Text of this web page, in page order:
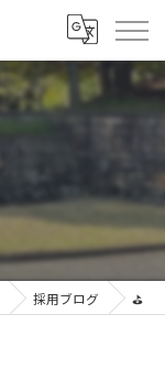
採用ブログ ⛳️